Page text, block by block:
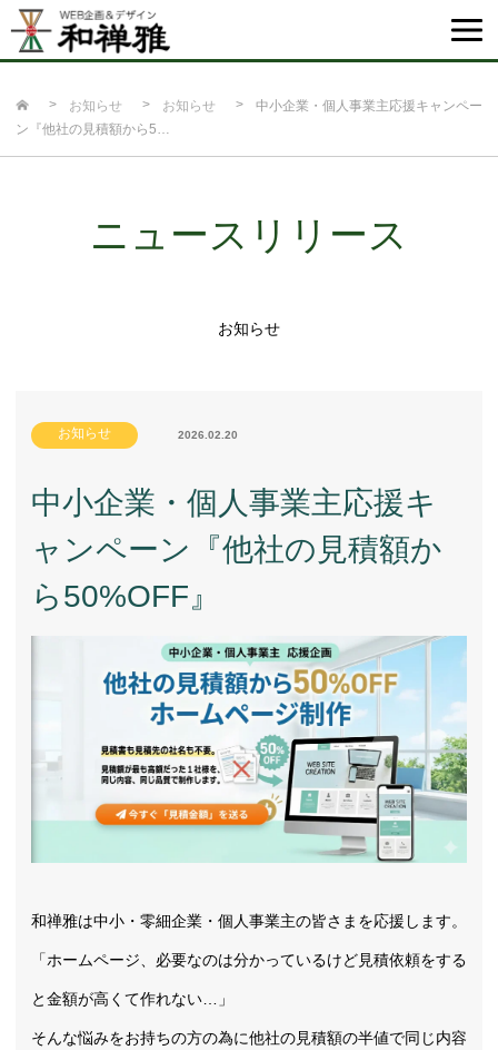
お知らせ お知らせ
中小企業・個人事業主応援キャンペー
ン『他社の見積額から5…
ニュースリリース
お知らせ
お知らせ 2026.02.20
中小企業・個人事業主応援キ
ャンペーン『他社の見積額か
ら50%OFF』
和禅雅は中小・零細企業・個人事業主の皆さまを応援します。
「ホームページ、必要なのは分かっているけど見積依頼をする
と金額が高くて作れない…」
そんな悩みをお持ちの方の為に他社の見積額の半値で同じ内容